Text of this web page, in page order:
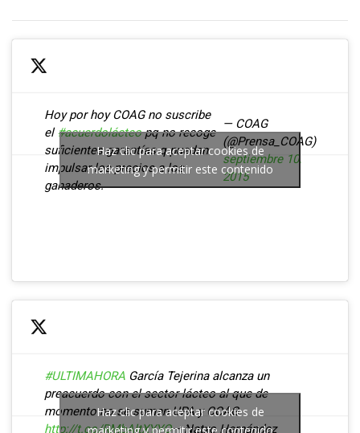
Hoy por hoy COAG no suscribe
el#acuerdolácteopq no recoge
suficientes garantías q puedan
impulsar los precios a los
ganaderos.
— COAG
(@Prensa_COAG)
septiembre 10,
2015
Haz clic para aceptar cookies de
marketing y permitir este contenido
#ULTIMAHORA García Tejerina alcanza un
preacuerdo con el sector lácteo al que de
momento no se suman UPA y COAG
http://t.co/RMbAltXYYO— Natxo Hernández
Haz clic para aceptar cookies de